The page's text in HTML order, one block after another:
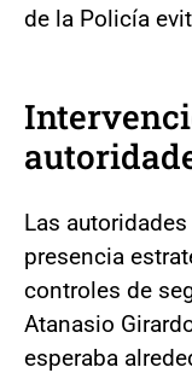
de la Policía
Las
presencia
controles de
Atanasio
esperaba